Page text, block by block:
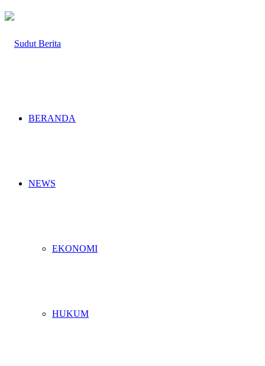
BERANDA
NEWS
EKONOMI
HUKUM